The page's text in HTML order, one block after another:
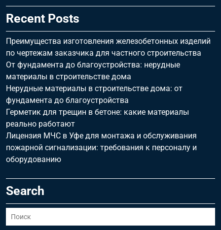
Recent Posts
Преимущества изготовления железобетонных изделий
по чертежам заказчика для частного строительства
От фундамента до благоустройства: нерудные
материалы в строительстве дома
Нерудные материалы в строительстве дома: от
фундамента до благоустройства
Герметик для трещин в бетоне: какие материалы
реально работают
Лицензия МЧС в Уфе для монтажа и обслуживания
пожарной сигнализации: требования к персоналу и
оборудованию
Search